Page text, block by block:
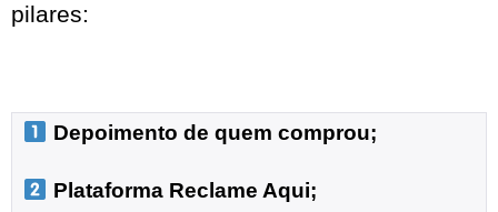
pilares:
Depoimento de quem comprou;
Plataforma Reclame Aqui;